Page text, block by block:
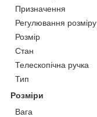
Призначення
Регулювання розміру
Розмір
Стан
Телескопічна ручка
Тип
Розміри
Вага